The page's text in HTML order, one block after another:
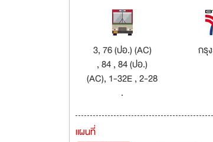
3, 76 (ปอ.) (AC)
, 84 , 84 (ปอ.)
(AC), 1-32E , 2-28
.
กรุ
แผนที่